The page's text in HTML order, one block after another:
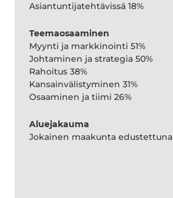
Asiantuntijatehtävissä 18%
Teemaosaaminen
Myynti ja markkinointi 51%
Johtaminen ja strategia 50%
Rahoitus 38%
Kansainvälistyminen 31%
Osaaminen ja tiimi 26%
Aluejakauma
Jokainen maakunta edustettuna